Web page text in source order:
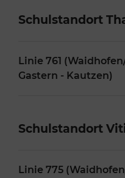
Schulstandort
Linie 761
Gastern - Kautzen)
Schulstandort
Linie 775